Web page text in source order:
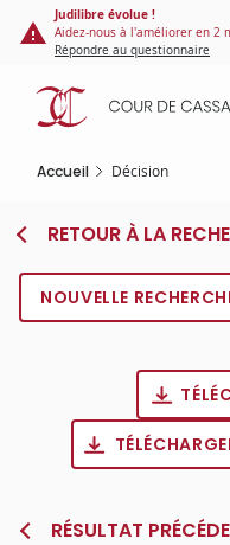
Panneau de gestion des
contenu
principal
Judilibre évolue !
Aidez-nous à l'améliorer en 2
Répondre au questionnaire
Accueil Décision
RETOUR À LA
NOUVELLE
RÉSULTAT